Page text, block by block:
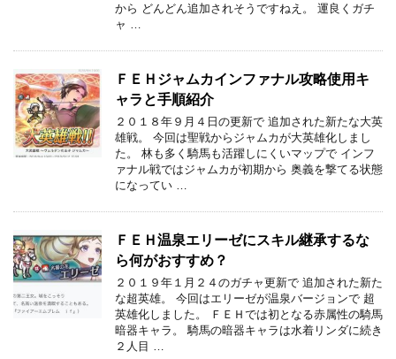
から どんどん追加されそうですねえ。 運良くガチ
ャ …
ＦＥＨジャムカインファナル攻略使用キ
ャラと手順紹介
２０１８年９月４日の更新で 追加された新たな大英
雄戦。 今回は聖戦からジャムカが大英雄化しまし
た。 林も多く騎馬も活躍しにくいマップで インフ
ァナル戦ではジャムカが初期から 奥義を撃てる状態
になってい …
ＦＥＨ温泉エリーゼにスキル継承するな
ら何がおすすめ？
２０１９年１月２４のガチャ更新で 追加された新た
な超英雄。 今回はエリーゼが温泉バージョンで 超
英雄化しました。 ＦＥＨでは初となる赤属性の騎馬
暗器キャラ。 騎馬の暗器キャラは水着リンダに続き
２人目 …